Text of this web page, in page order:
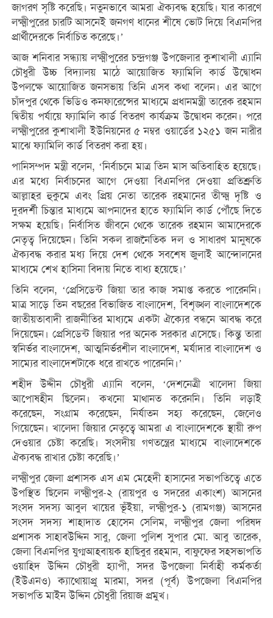
জাগরণ সৃষ্টি করেছি। নতুনভাবে আমরা ঐক্যবদ্ধ হয়েছি। যার কারণে
লক্ষ্মীপুরের চারটি আসনেই জনগণ ধানের শীষে ভোট দিয়ে বিএনপির
প্রার্থীদেরকে নির্বাচিত করেছে।’
আজ শনিবার সন্ধ্যায় লক্ষ্মীপুরের চন্দ্রগঞ্জ উপজেলার কুশাখালী এ্যানি
চৌধুরী উচ্চ বিদ্যালয় মাঠে আয়োজিত ফ্যামিলি কার্ড উদ্বোধন
উপলক্ষে আয়োজিত জনসভায় তিনি এসব কথা বলেন। এর আগে
চাঁদপুর থেকে ভিডিও কনফারেন্সের মাধ্যমে প্রধানমন্ত্রী তারেক রহমান
দ্বিতীয় পর্যায়ে ফ্যামিলি কার্ড বিতরণ কার্যক্রম উদ্বোধন করেন। পরে
লক্ষ্মীপুরের কুশাখালী ইউনিয়নের ৫ নম্বর ওয়ার্ডের ১২৫১ জন নারীর
মাঝে ফ্যামিলি কার্ড বিতরণ করা হয়।
পানিসম্পদ মন্ত্রী বলেন, ‘নির্বাচনে মাত্র তিন মাস অতিবাহিত হয়েছে।
এর মধ্যে নির্বাচনের আগে দেওয়া বিএনপির দেওয়া প্রতিশ্রুতি
আল্লাহর হুকুমে এবং প্রিয় নেতা তারেক রহমানের তীক্ষ্ম দৃষ্টি ও
দুরদর্শী চিন্তার মাধ্যমে আপনাদের হাতে ফ্যামিলি কার্ড পৌঁছে দিতে
সক্ষম হয়েছি। নির্বাসিত জীবনে থেকে তারেক রহমান আমাদেরকে
নেতৃত্ব দিয়েছেন। তিনি সকল রাজনৈতিক দল ও সাধারণ মানুষকে
ঐক্যবদ্ধ করার মধ্য দিয়ে দেশ থেকে সবশেষ জুলাই আন্দোলনের
মাধ্যমে শেখ হাসিনা বিদায় নিতে বাধ্য হয়েছে।’
তিনি বলেন, ‘প্রেসিডেন্ট জিয়া তার কাজ সমাপ্ত করতে পারেননি।
মাত্র সাড়ে তিন বছরের বিভাজিত বাংলাদেশ, বিশৃঙ্খল বাংলাদেশকে
জাতীয়তাবাদী রাজনীতির মাধ্যমে একটা ঐক্যের বন্ধনে আবদ্ধ করে
দিয়েছেন। প্রেসিডেন্ট জিয়ার পর অনেক সরকার এসেছে। কিন্তু তারা
স্বনির্ভর বাংলাদেশ, আত্মনির্ভরশীল বাংলাদেশ, মর্যাদার বাংলাদেশ ও
সাম্যের বাংলাদেশটাকে ধরে রাখতে পারেননি।’
শহীদ উদ্দীন চৌধুরী এ্যানি বলেন, ‘দেশনেত্রী খালেদা জিয়া
আপোষহীন ছিলেন। কখনো মাথানত করেননি। তিনি লড়াই
করেছেন, সংগ্রাম করেছেন, নির্যাতন সহ্য করেছেন, জেলেও
গিয়েছেন। খালেদা জিয়ার নেতৃত্বে আমরা এ বাংলাদেশকে স্থায়ী রুপ
দেওয়ার চেষ্টা করেছি। সংসদীয় গণতন্ত্রের মাধ্যমে বাংলাদেশকে
ঐক্যবদ্ধ রাখার চেষ্টা করেছি।’
লক্ষ্মীপুর জেলা প্রশাসক এস এম মেহেদী হাসানের সভাপতিত্বে এতে
উপস্থিত ছিলেন লক্ষ্মীপুর-২ (রায়পুর ও সদরের একাংশ) আসনের
সংসদ সদস্য আবুল খায়ের ভূঁইয়া, লক্ষ্মীপুর-১ (রামগঞ্জ) আসনের
সংসদ সদস্য শাহাদাত হোসেন সেলিম, লক্ষ্মীপুর জেলা পরিষদ
প্রশাসক সাহাবউদ্দিন সাবু, জেলা পুলিশ সুপার মো. আবু তারেক,
জেলা বিএনপির যুগ্মআহবায়ক হাছিবুর রহমান, বাফুফের সহসভাপতি
ওয়াহিদ উদ্দিন চৌধুরী হ্যাপী, সদর উপজেলা নির্বাহী কর্মকর্তা
(ইউএনও) ক্যাথোয়াপ্রু মারমা, সদর (পূর্ব) উপজেলা বিএনপির
সভাপতি মাইন উদ্দিন চৌধুরী রিয়াজ প্রমুখ।